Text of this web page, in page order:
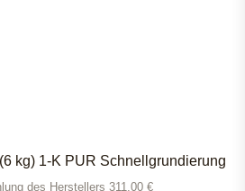
kg) 1-K PUR Schnellgrundierung
des Herstellers 311,00 €